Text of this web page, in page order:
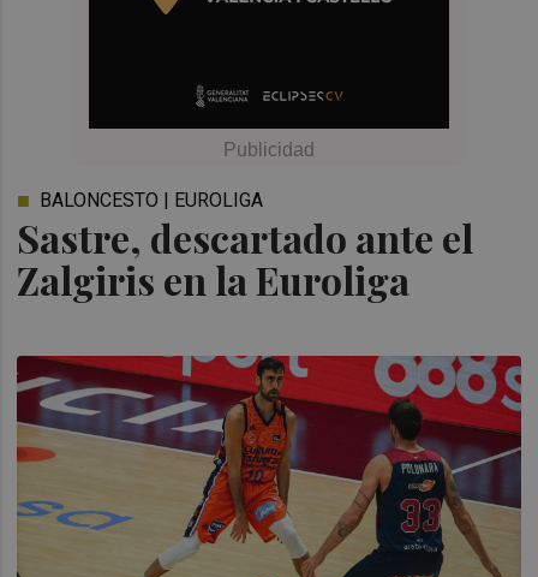
Sastre, descartado ante el
Zalgiris en la Euroliga
BALONCESTO | EUROLIGA